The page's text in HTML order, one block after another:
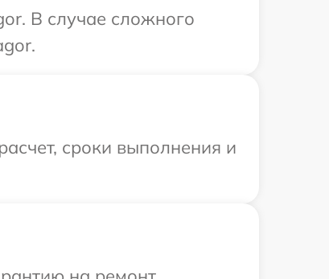
В случае сложного
сроки выполнения и